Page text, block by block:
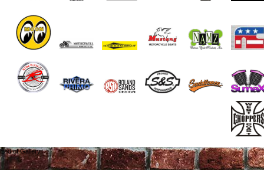
End of Gallery